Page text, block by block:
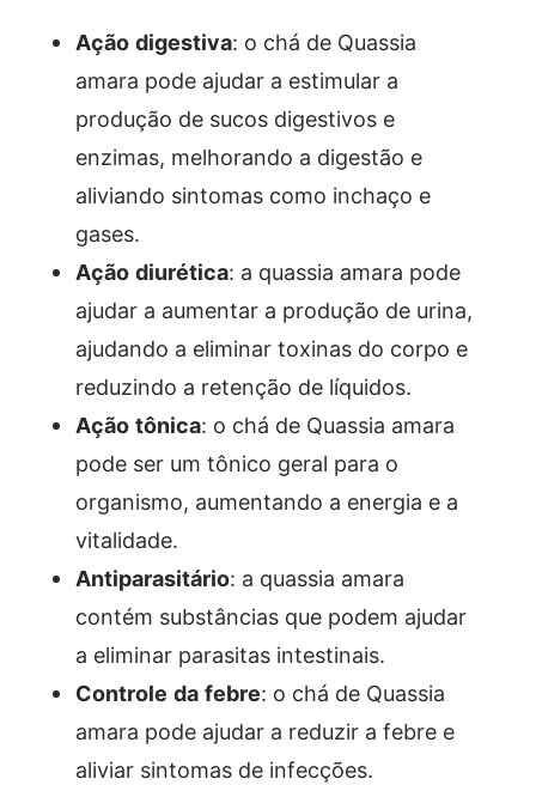
Ação digestiva: o chá de Quassia
amara pode ajudar a estimular a
produção de sucos digestivos e
enzimas, melhorando a digestão e
aliviando sintomas como inchaço e
gases.
Ação diurética: a quassia amara pode
ajudar a aumentar a produção de urina,
ajudando a eliminar toxinas do corpo e
reduzindo a retenção de líquidos.
Ação tônica: o chá de Quassia amara
pode ser um tônico geral para o
organismo, aumentando a energia e a
vitalidade.
Antiparasitário: a quassia amara
contém substâncias que podem ajudar
a eliminar parasitas intestinais.
Controle da febre: o chá de Quassia
amara pode ajudar a reduzir a febre e
aliviar sintomas de infecções.